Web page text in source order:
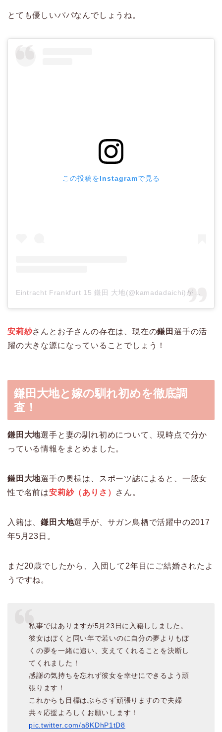
とても優しいパパなんでしょうね。
この投稿をInstagramで見る
安莉紗さんとお子さんの存在は、現在の鎌田選手の活
躍の大きな源になっていることでしょう！
鎌田大地と嫁の馴れ初めを徹底調
査！
鎌田大地選手と妻の馴れ初めについて、現時点で分か
っている情報をまとめました。
鎌田大地選手の奥様は、スポーツ誌によると、一般女
性で名前は安莉紗（ありさ） さん。
入籍は、鎌田大地選手が、サガン鳥栖で活躍中の2017
年5月23日。
まだ20歳でしたから、入団して2年目にご結婚されたよ
うですね。
私事ではありますが5月23日に入籍ししました。
彼女はぼくと同い年で若いのに自分の夢よりもぼ
くの夢を一緒に追い、支えてくれることを決断し
てくれました！
感謝の気持ちを忘れず彼女を幸せにできるよう頑
張ります！
これからも目標はぶらさず頑張りますので夫婦
共々応援よろしくお願いします！
pic.twitter.com/a8KDhP1tD8